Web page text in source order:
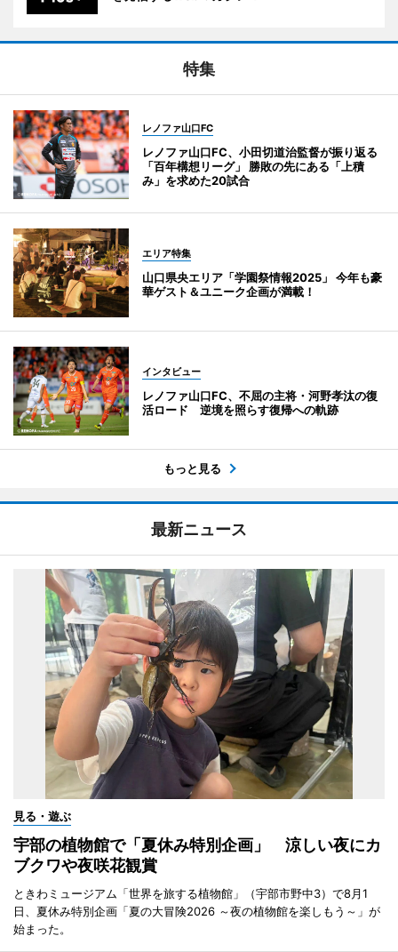
特集
レノファ山口FC
レノファ山口FC、小田切道治監督が振り返る
「百年構想リーグ」 勝敗の先にある「上積
み」を求めた20試合
エリア特集
山口県央エリア「学園祭情報2025」 今年も豪
華ゲスト＆ユニーク企画が満載！
インタビュー
レノファ山口FC、不屈の主将・河野孝汰の復
活ロード 逆境を照らす復帰への軌跡
もっと見る
最新ニュース
見る・遊ぶ
宇部の植物館で「夏休み特別企画」 涼しい夜にカ
ブクワや夜咲花観賞
ときわミュージアム「世界を旅する植物館」（宇部市野中3）で8月1
日、夏休み特別企画「夏の大冒険2026 ～夜の植物館を楽しもう～」が
始まった。